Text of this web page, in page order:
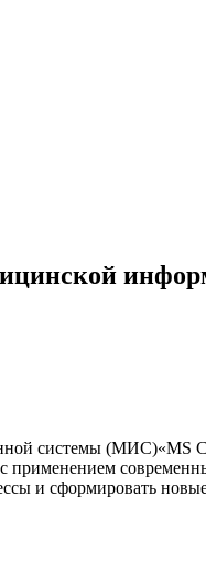
системы
и сформировать